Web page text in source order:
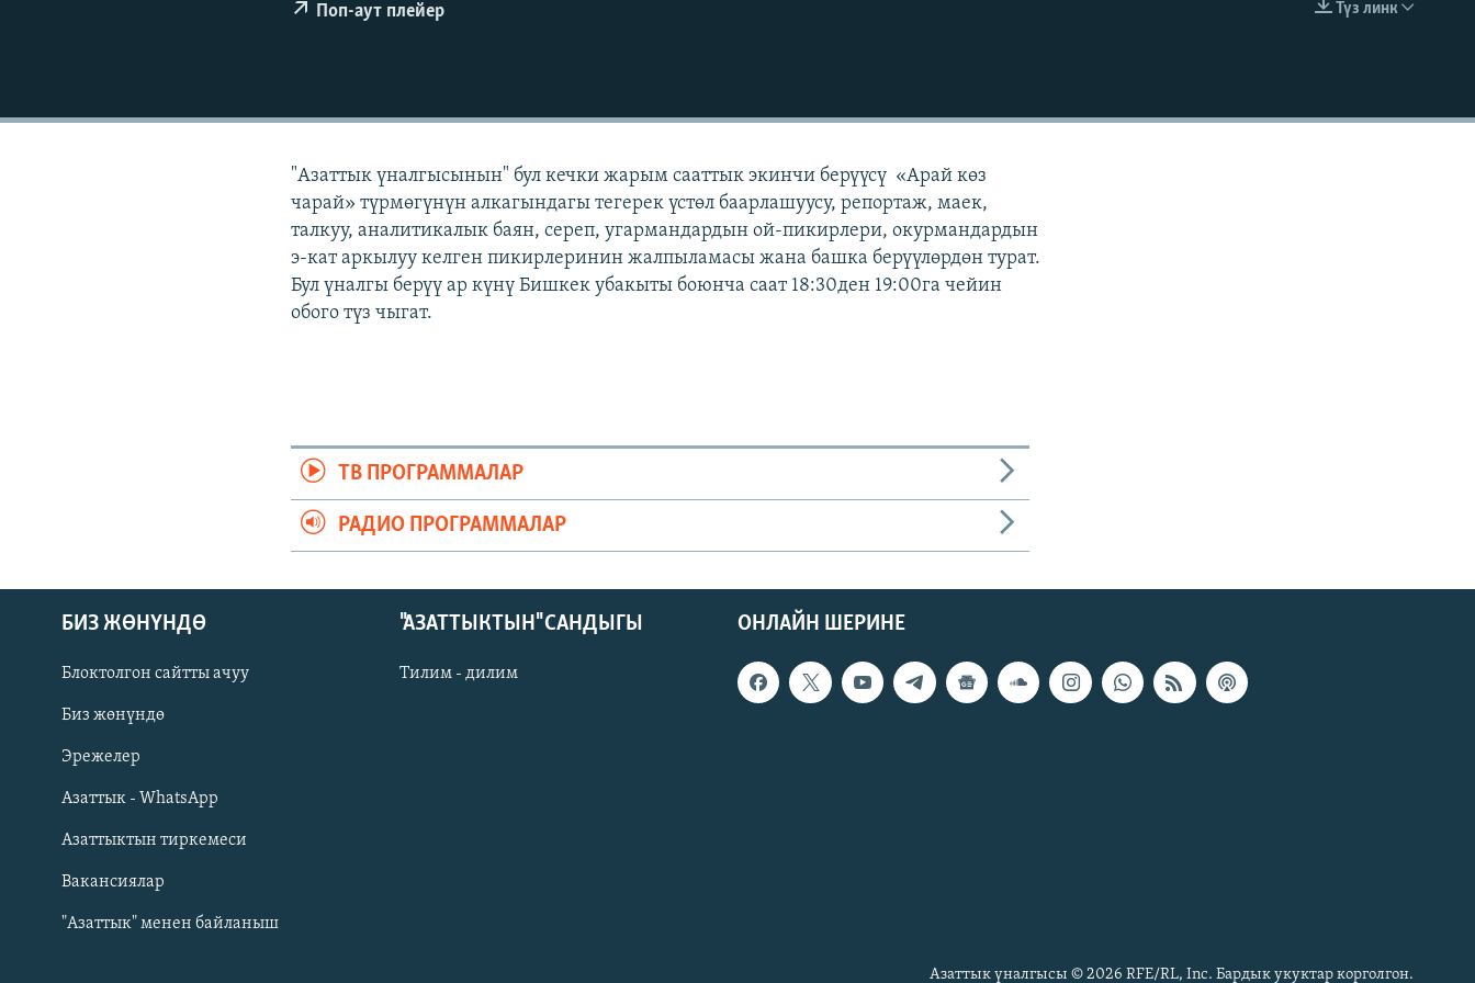
Русский
ОНЛАЙН ШЕРИНЕ
EMBED
Түз линк
Поп-аут плейер
"Азаттык үналгысынын" бул кечки жарым сааттык экинчи берүүсү «Арай көз
чарай» түрмөгүнүн алкагындагы тегерек үстөл баарлашуусу, репортаж, маек,
талкуу, аналитикалык баян, сереп, угармандардын ой-пикирлери, окурмандардын
э-кат аркылуу келген пикирлеринин жалпыламасы жана башка берүүлөрдөн турат.
Бул үналгы берүү ар күнү Бишкек убакыты боюнча саат 18:30ден 19:00га чейин
обого түз чыгат.
ТВ ПРОГРАММАЛАР
РАДИО ПРОГРАММАЛАР
ОНЛАЙН ШЕРИНЕ
БИЗ ЖӨНҮНДӨ
Блоктолгон сайтты ачуу
Биз жөнүндө
Эрежелер
Азаттык - WhatsApp
Азаттыктын тиркемеси
Вакансиялар
"Азаттык" менен байланыш
"АЗАТТЫКТЫН" САНДЫГЫ
Тилим - дилим
Азаттык үналгысы © 2026 RFE/RL, Inc. Бардык укуктар корголгон.